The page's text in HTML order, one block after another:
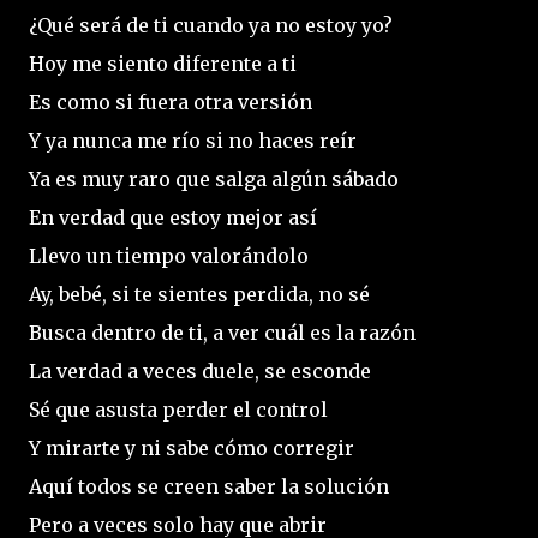
¿Qué será de ti cuando ya no estoy yo?
Hoy me siento diferente a ti
Es como si fuera otra versión
Y ya nunca me río si no haces reír
Ya es muy raro que salga algún sábado
En verdad que estoy mejor así
Llevo un tiempo valorándolo
Ay, bebé, si te sientes perdida, no sé
Busca dentro de ti, a ver cuál es la razón
La verdad a veces duele, se esconde
Sé que asusta perder el control
Y mirarte y ni sabe cómo corregir
Aquí todos se creen saber la solución
Pero a veces solo hay que abrir